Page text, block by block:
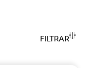
FILTRAR